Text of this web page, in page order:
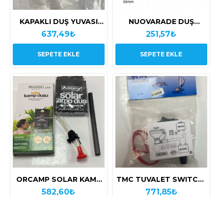
KAPAKLI DUŞ YUVASI
DİKDÖRTGEN
637,49₺
SEPETE EKLE
NUOVARADE DUŞ
KAFASI
251,57₺
SEPETE EKLE
ORCAMP SOLAR KAMP
DUŞU 20L
582,60₺
TMC TUVALET SWITCHİ
12 V
771,85₺